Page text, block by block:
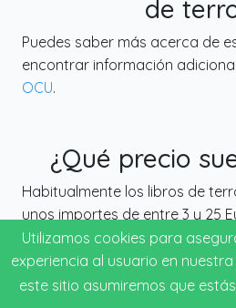
de
Puedes saber más acerca de
encontrar información
OCU.
¿Qué precio
Habitualmente los libros de
unos importes de entre 3 y 25
estos precios son totalmente
siempre no lo más caro es lo
te guíes de todos modos por
Utilizamos cookies para
experiencia al usuario en
este sitio asumiremos que